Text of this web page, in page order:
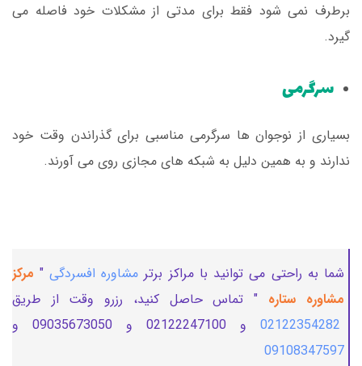
برطرف نمی شود فقط برای مدتی از مشکلات خود فاصله می
گیرد.
سرگرمی
بسیاری از نوجوان ها سرگرمی مناسبی برای گذراندن وقت خود
ندارند و به همین دلیل به شبکه های مجازی روی می آورند.
شما به راحتی می توانید با مراکز برتر مشاوره افسردگی " مرکز
مشاوره ستاره " تماس حاصل کنید، رزرو وقت از طریق
02122354282
و 02122247100 و 09035673050 و
09108347597